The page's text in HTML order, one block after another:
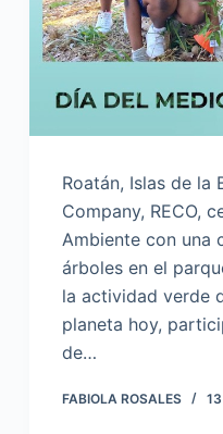
Roatán, Islas de la
Company, RECO,
Ambiente con una
árboles en el
la actividad verde
planeta hoy,
de…
FABIOLA ROSALES